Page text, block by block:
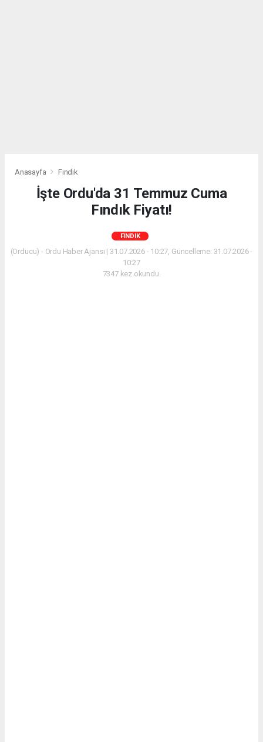
Anasayfa Fındık
İşte Ordu'da 31 Temmuz Cuma
Fındık Fiyatı!
FINDIK
(Orducu) - Ordu Haber Ajansı | 31.07.2026 - 10:27, Güncelleme: 31.07.2026 -
10:27
7347 kez okundu.